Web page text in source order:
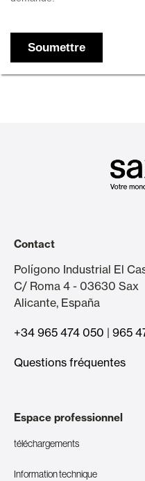
Contact
Polígono Industrial El
C/ Roma 4 - 03630 Sax
Alicante, España
+34 965 474 050 | 965
Questions fréquentes
Espace professionnel
téléchargements
Information technique